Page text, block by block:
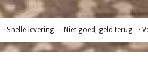
· Snelle levering · Niet goed, geld terug ·